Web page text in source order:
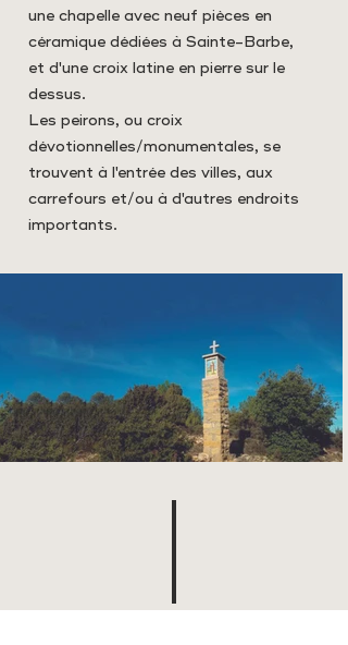
une chapelle avec neuf pièces en
céramique dédiées à Sainte-Barbe,
et d'une croix latine en pierre sur le
dessus.
Les peirons, ou croix
dévotionnelles/monumentales, se
trouvent à l'entrée des villes, aux
carrefours et/ou à d'autres endroits
importants.